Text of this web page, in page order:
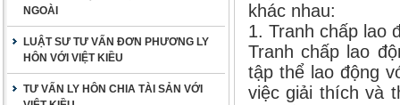
NGOÀI
LUẬT SƯ TƯ VẤN ĐƠN PHƯƠNG LY
HÔN VỚI VIỆT KIỀU
TƯ VẤN LY HÔN CHIA TÀI SẢN VỚI
khác nhau:
1. Tranh chấp lao
Tranh chấp lao
tập thể lao động
việc giải thích và